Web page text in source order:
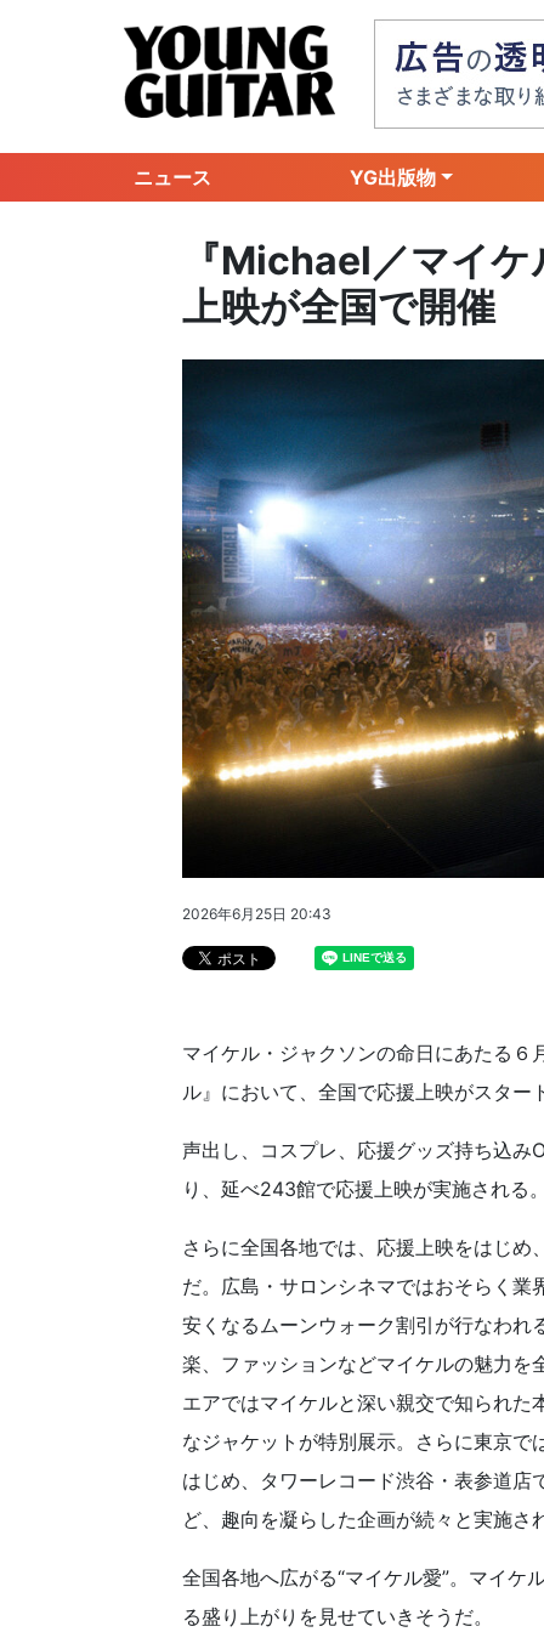
ニュース YG出版物
『Michael／マイ
上映が全国で開催
2026年6月25日 20:43
マイケル・ジャクソンの命日にあたる
ル』において、全国で応援上映がスター
声出し、コスプレ、応援グッズ持ち込み
り、延べ243館で応援上映が実施される
さらに全国各地では、応援上映をはじ
だ。広島・サロンシネマではおそらく
安くなるムーンウォーク割引が行なわ
楽、ファッションなどマイケルの魅力
エアではマイケルと深い親交で知られ
なジャケットが特別展示。さらに東京
はじめ、タワーレコード渋谷・表参道
ど、趣向を凝らした企画が続々と実施さ
全国各地へ広がる“マイケル愛”。マイケ
る盛り上がりを見せていきそうだ。